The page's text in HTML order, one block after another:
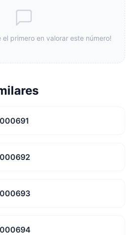
el primero en valorar este número!